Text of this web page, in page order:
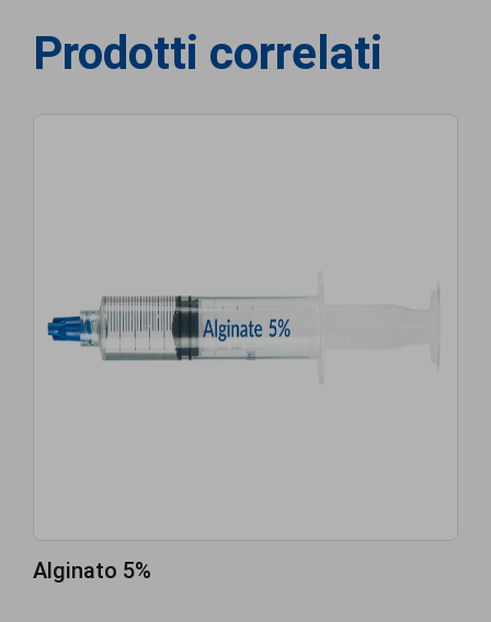
Prodotti correlati
Alginato 5%